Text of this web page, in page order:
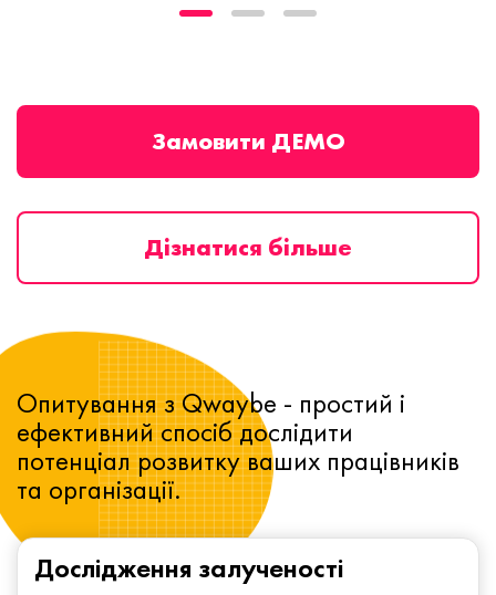
Замовити ДЕМО
Дізнатися більше
Дослідження залученості
Опитування з Qwaybe - простий і
ефективний спосіб дослідити
потенціал розвитку ваших працівників
та організації.